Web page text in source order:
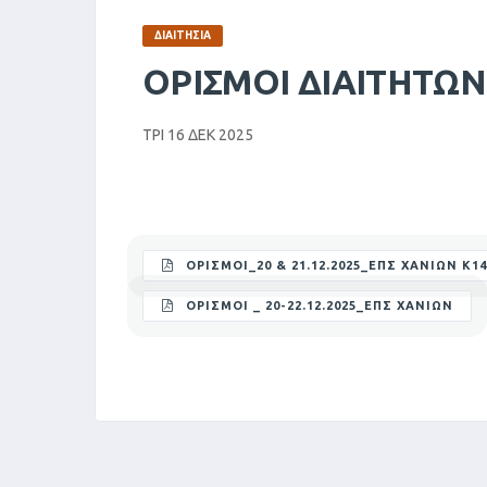
ΔΙΑΙΤΗΣΊΑ
ΟΡΙΣΜΟΊ ΔΙΑΙΤΗΤΏΝ
ΤΡΙ 16 ΔΕΚ 2025
ΟΡΙΣΜΟΙ_20 & 21.12.2025_ΕΠΣ ΧΑΝΙΩΝ
ΟΡΙΣΜΟΙ _ 20-22.12.2025_ΕΠΣ ΧΑΝΙΩΝ